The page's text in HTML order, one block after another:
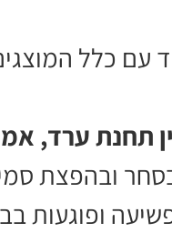
עם כלל
תחנת ערד,
בסחר ובהפצת
ופוגעות